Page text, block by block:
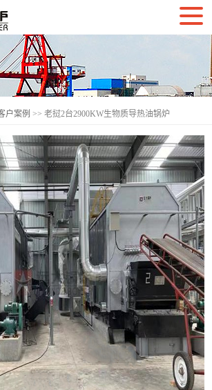
户案例 >> 老挝2台2900KW生物质导热油锅炉
生物质导热油锅炉
浏览103次